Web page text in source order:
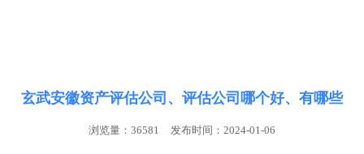
玄武安徽资产评估公司、评估公司哪个好、有哪些
浏览量：36581 发布时间：2024-01-06